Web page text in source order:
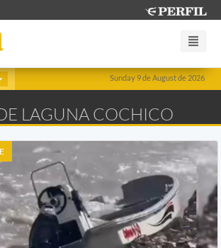
Sunday 9 de August de 2026
LAGUNA COCHICO